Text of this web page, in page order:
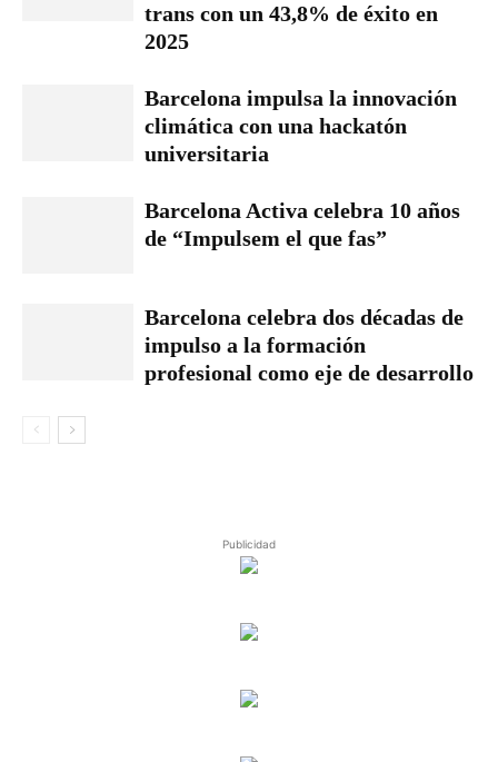
trans con un 43,8% de éxito en
2025
Barcelona impulsa la innovación
climática con una hackatón
universitaria
Barcelona Activa celebra 10 años
de “Impulsem el que fas”
Barcelona celebra dos décadas de
impulso a la formación
profesional como eje de desarrollo
Publicidad